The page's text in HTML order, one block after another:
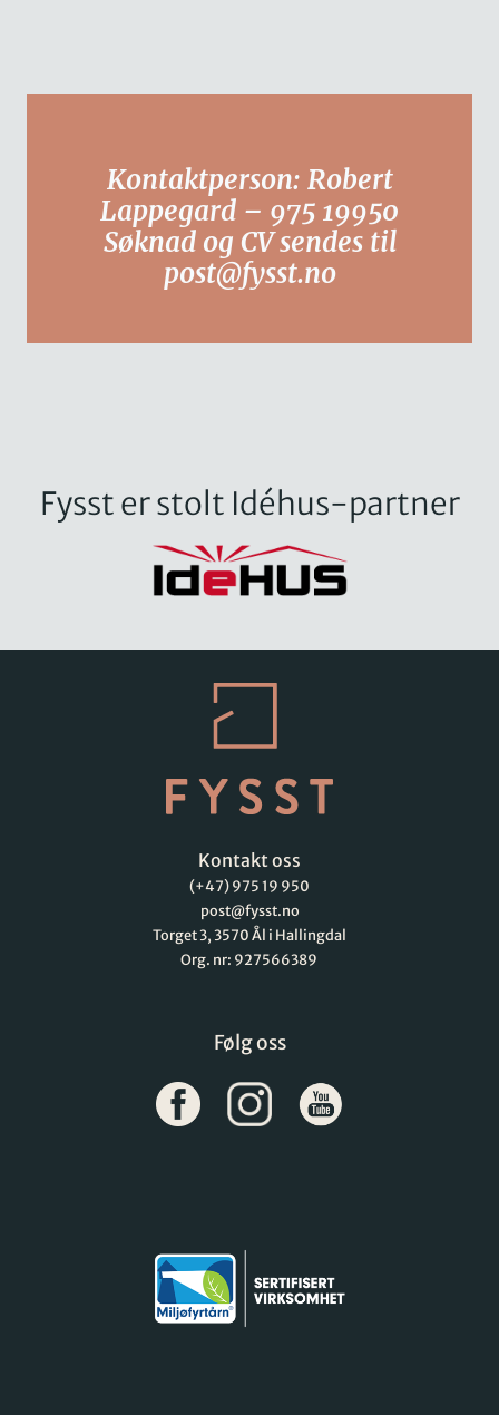
Kontaktperson: Robert
Lappegard – 975 19950
Søknad og CV sendes til
post@fysst.no
Fysst er stolt Idéhus-partner
Kontakt oss
(+47) 975 19 950
post@fysst.no
Torget 3, 3570 Ål i Hallingdal
Org. nr: 927566389
Følg oss